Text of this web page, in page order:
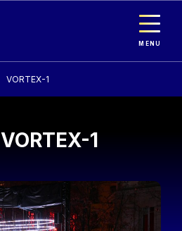
MENU
VORTEX-1
VORTEX-1